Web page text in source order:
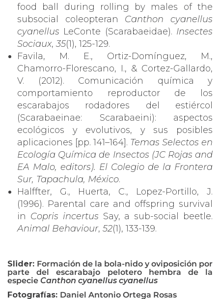
food ball during rolling by males of the
subsocial coleopteran Canthon cyanellus
cyanellus LeConte (Scarabaeidae). Insectes
Sociaux, 35(1), 125-129.
Favila, M. E., Ortiz-Domínguez, M.,
Chamorro-Florescano, I., & Cortez-Gallardo,
V. (2012). Comunicación química y
comportamiento reproductor de los
escarabajos rodadores del estiércol
(Scarabaeinae: Scarabaeini): aspectos
ecológicos y evolutivos, y sus posibles
aplicaciones [pp. 141–164]. Temas Selectos en
Ecología Química de Insectos (JC Rojas and
EA Malo, editors). El Colegio de la Frontera
Sur, Tapachula, México.
Halffter, G., Huerta, C., Lopez-Portillo, J.
(1996). Parental care and offspring survival
in Copris incertus Say, a sub-social beetle.
Animal Behaviour, 52(1), 133-139.
Slider: Formación de la bola-nido y oviposición por
parte del escarabajo pelotero hembra de
la
especie Canthon cyanellus cyanellus
Fotografías: Daniel Antonio Ortega Rosas